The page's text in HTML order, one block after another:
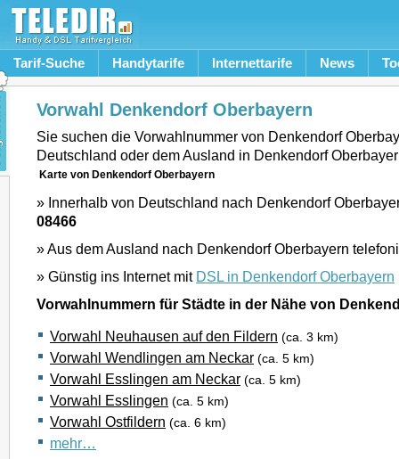
Tarif-Suche Handytarife Internettarife News
Vorwahl Denkendorf Oberbayern
Sie suchen die Vorwahlnummer von Denkendorf
Deutschland oder dem Ausland in Denkendorf
Karte von Denkendorf Oberbayern
» Innerhalb von Deutschland nach Denkendorf
08466
» Aus dem Ausland nach Denkendorf Oberbayern
» Günstig ins Internet mit DSL in Denkendorf Oberbayern
Vorwahlnummern für Städte in der Nähe von
Vorwahl Neuhausen auf den Fildern (ca. 3 km)
Vorwahl Wendlingen am Neckar (ca. 5 km)
Vorwahl Esslingen am Neckar (ca. 5 km)
Vorwahl Esslingen (ca. 5 km)
Vorwahl Ostfildern (ca. 6 km)
mehr…